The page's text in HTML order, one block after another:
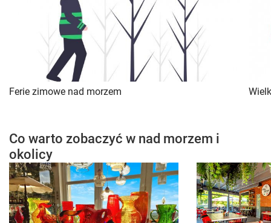
Ferie zimowe nad morzem
Co warto zobaczyć w nad morzem i
okolicy